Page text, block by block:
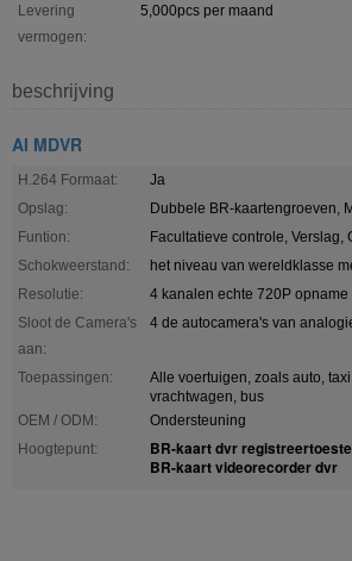
Levering
vermogen:
5,000pcs per maand
beschrijving
AI MDVR
H.264 Formaat:
Ja
Opslag:
Dubbele BR-kaartengroeven,
Funtion:
Facultatieve controle, Verslag,
Schokweerstand:
het niveau van wereldklasse
Resolutie:
4 kanalen echte 720P opname
Sloot de Camera's
aan:
4 de autocamera's van
Toepassingen:
Alle voertuigen, zoals auto,
vrachtwagen, bus
OEM / ODM:
Ondersteuning
Hoogtepunt:
BR-kaart dvr
BR-kaart videorecorder dvr